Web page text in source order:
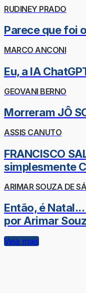
RUDINEY PRADO
Parece que foi
MARCO ANCONI
Eu, a IA
GEOVANI BERNO
Morreram JÔ
ASSIS CANUTO
FRANCISCO
simplesmente
ARIMAR SOUZA DE SÁ
Então, é
por Arimar
Veja mais